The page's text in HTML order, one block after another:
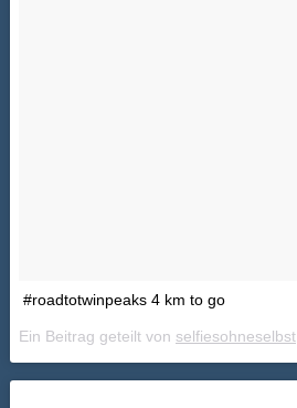
#roadtotwinpeaks 4 km to go
Ein Beitrag geteilt von selfiesohneselbst